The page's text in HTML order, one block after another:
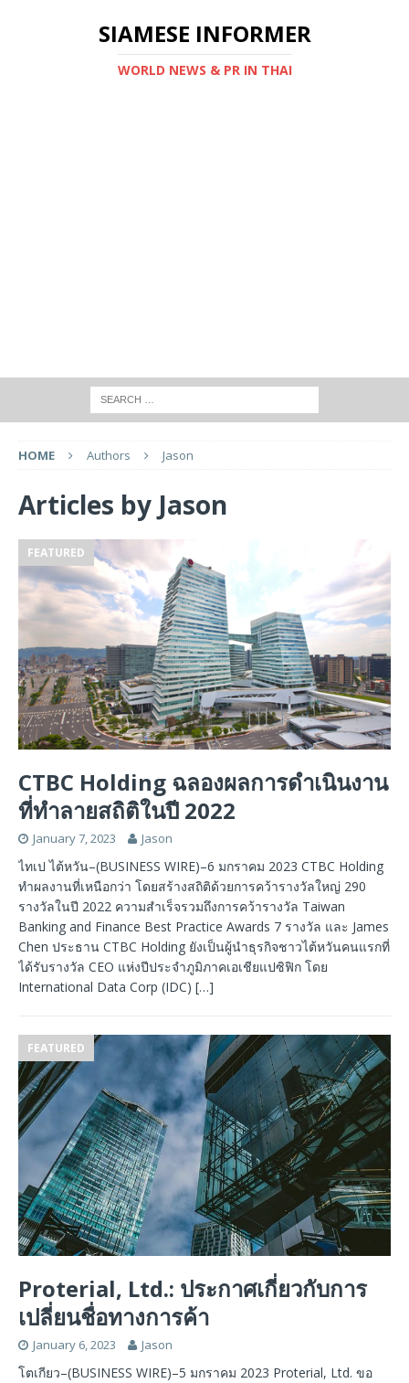
SIAMESE INFORMER
WORLD NEWS & PR IN THAI
HOME Authors Jason
Articles by Jason
FEATURED
CTBC Holding ฉลองผลการดำเนินงาน
ที่ทำลายสถิติในปี 2022
January 7, 2023 Jason
ไทเป ไต้หวัน–(BUSINESS WIRE)–6 มกราคม 2023 CTBC Holding
ทำผลงานที่เหนือกว่า โดยสร้างสถิติด้วยการคว้ารางวัลใหญ่ 290
รางวัลในปี 2022 ความสำเร็จรวมถึงการคว้ารางวัล Taiwan
Banking and Finance Best Practice Awards 7 รางวัล และ James
Chen ประธาน CTBC Holding ยังเป็นผู้นำธุรกิจชาวไต้หวันคนแรกที่
ได้รับรางวัล CEO แห่งปีประจำภูมิภาคเอเชียแปซิฟิก โดย
International Data Corp (IDC) […]
FEATURED
Proterial, Ltd.: ประกาศเกี่ยวกับการ
เปลี่ยนชื่อทางการค้า
January 6, 2023 Jason
โตเกียว–(BUSINESS WIRE)–5 มกราคม 2023 Proterial, Ltd. ขอ